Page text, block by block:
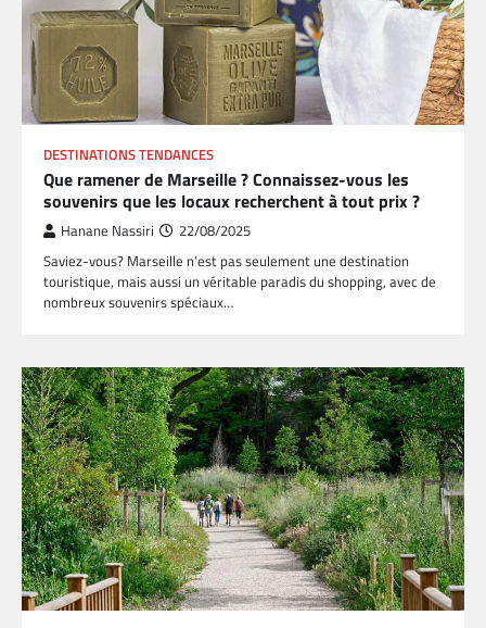
DESTINATIONS TENDANCES
Que ramener de Marseille ? Connaissez-vous les
souvenirs que les locaux recherchent à tout prix ?
Hanane Nassiri 22/08/2025
Saviez-vous? Marseille n’est pas seulement une destination
touristique, mais aussi un véritable paradis du shopping, avec de
nombreux souvenirs spéciaux…